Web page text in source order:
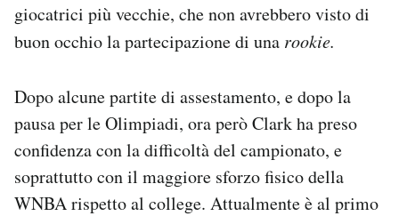
giocatrici più vecchie, che non avrebbero visto di
buon occhio la partecipazione di una rookie.
Dopo alcune partite di assestamento, e dopo la
pausa per le Olimpiadi, ora però Clark ha preso
confidenza con la difficoltà del campionato, e
soprattutto con il maggiore sforzo fisico della
WNBA rispetto al college. Attualmente è al primo